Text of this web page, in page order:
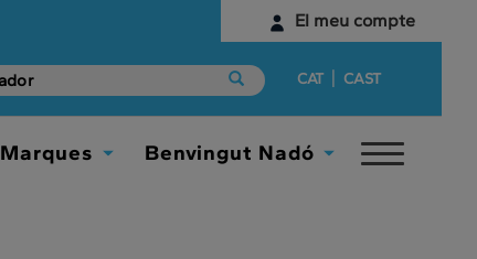
El meu compte
Identifica't
Comença aquí
CAT | CAST
Benvingut Nadó
Toggle